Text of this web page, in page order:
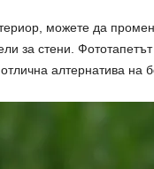
можете да
за стени.
алтернатива на